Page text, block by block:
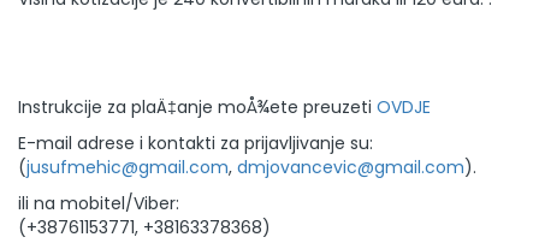
Instrukcije za plaÄ‡anje moÅ¾ete preuzeti OVDJE
E-mail adrese i kontakti za prijavljivanje su:
(jusufmehic@gmail.com, dmjovancevic@gmail.com).
ili na mobitel/Viber:
(+38761153771, +38163378368)